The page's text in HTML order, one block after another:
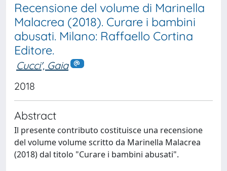
Recensione del volume di Marinella
Malacrea (2018). Curare i bambini
abusati. Milano: Raffaello Cortina
Editore.
Cucci', Gaia
2018
Abstract
Il presente contributo costituisce una recensione
del volume volume scritto da Marinella Malacrea
(2018) dal titolo "Curare i bambini abusati".